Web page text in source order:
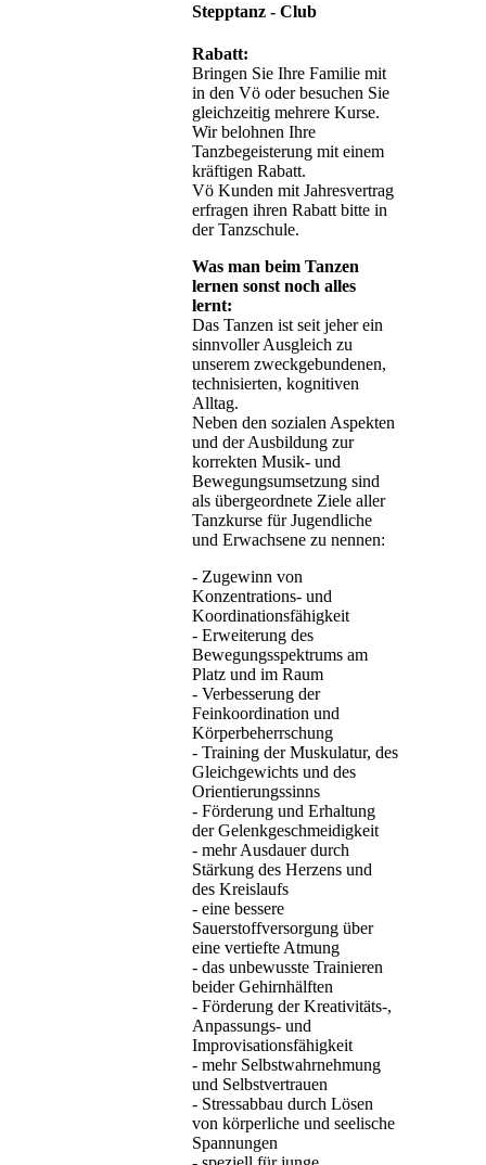
Stepptanz - Club
Rabatt:
Bringen Sie Ihre Familie mit
in den Vö oder besuchen Sie
gleichzeitig mehrere Kurse.
Wir belohnen Ihre
Tanzbegeisterung mit einem
kräftigen Rabatt.
Vö Kunden mit Jahresvertrag
erfragen ihren Rabatt bitte in
der Tanzschule.
Was man beim Tanzen
lernen sonst noch alles
lernt:
Das Tanzen ist seit jeher ein
sinnvoller Ausgleich zu
unserem zweckgebundenen,
technisierten, kognitiven
Alltag.
Neben den sozialen Aspekten
und der Ausbildung zur
korrekten Musik- und
Bewegungsumsetzung sind
als übergeordnete Ziele aller
Tanzkurse für Jugendliche
und Erwachsene zu nennen:
- Zugewinn von
Konzentrations- und
Koordinationsfähigkeit
- Erweiterung des
Bewegungsspektrums am
Platz und im Raum
- Verbesserung der
Feinkoordination und
Körperbeherrschung
- Training der Muskulatur, des
Gleichgewichts und des
Orientierungssinns
- Förderung und Erhaltung
der Gelenkgeschmeidigkeit
- mehr Ausdauer durch
Stärkung des Herzens und
des Kreislaufs
- eine bessere
Sauerstoffversorgung über
eine vertiefte Atmung
- das unbewusste Trainieren
beider Gehirnhälften
- Förderung der Kreativitäts-,
Anpassungs- und
Improvisationsfähigkeit
- mehr Selbstwahrnehmung
und Selbstvertrauen
- Stressabbau durch Lösen
von körperliche und seelische
Spannungen